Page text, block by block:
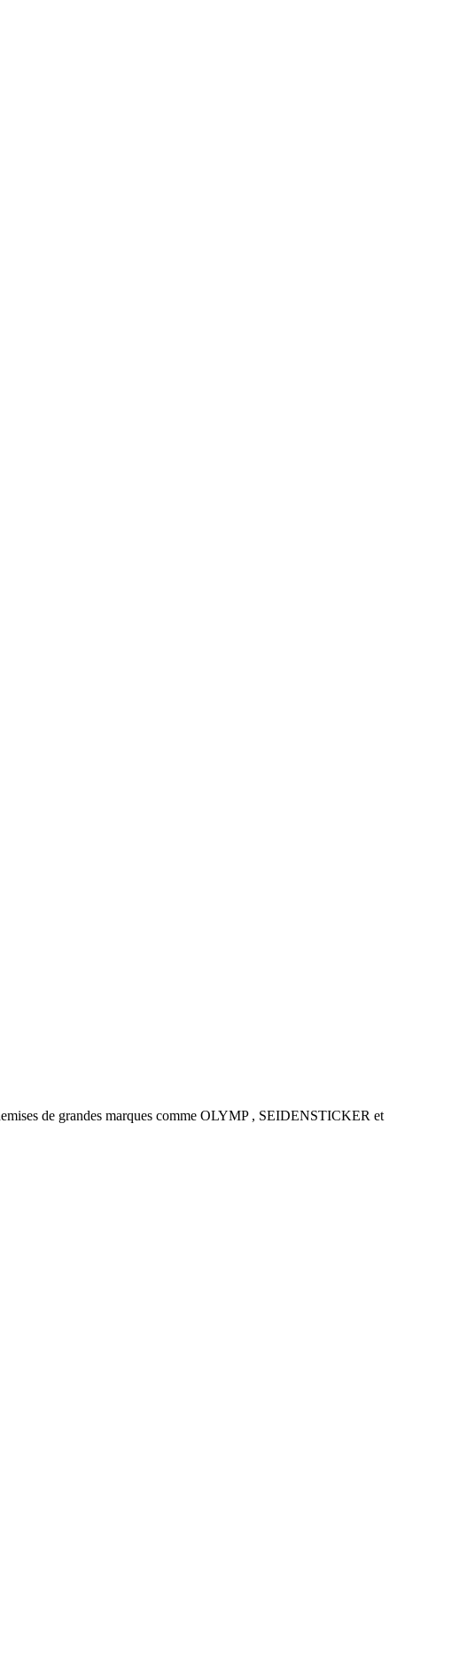
de grandes marques comme OLYMP , SEIDENSTICKER et